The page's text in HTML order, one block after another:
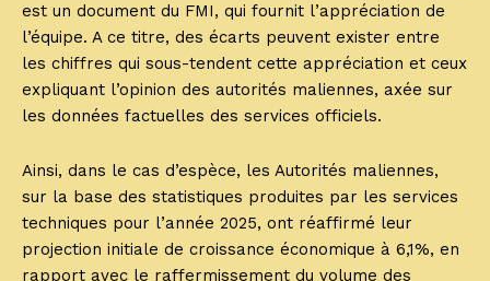
est un document du FMI, qui fournit l’appréciation de
l’équipe. A ce titre, des écarts peuvent exister entre
les chiffres qui sous-tendent cette appréciation et ceux
expliquant l’opinion des autorités maliennes, axée sur
les données factuelles des services officiels.
Ainsi, dans le cas d’espèce, les Autorités maliennes,
sur la base des statistiques produites par les services
techniques pour l’année 2025, ont réaffirmé leur
projection initiale de croissance économique à 6,1%, en
rapport avec le raffermissement du volume des